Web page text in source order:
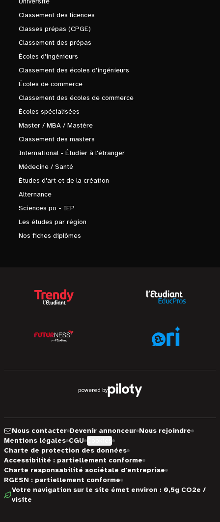
Classement des licences
Classes prépas (CPGE)
Classement des prépas
Écoles d'ingénieurs
Classement des écoles d'ingénieurs
Écoles de commerce
Classement des écoles de commerce
Écoles spécialisées
Master / MBA / Mastère
Classement des masters
International - Étudier à l'étranger
Médecine / Santé
Études d'art et de la création
Alternance
Sciences po - IEP
Les études par région
Nos fiches diplômes
powered by
Nous contacter Devenir annonceur Nous rejoindre
Mentions légales CGU
Charte de protection des données
Accessibilité : partiellement conforme
Charte responsabilité sociétale d'entreprise
RGESN : partiellement conforme
Votre navigation sur le site émet environ : 0,5g CO2e /
visite